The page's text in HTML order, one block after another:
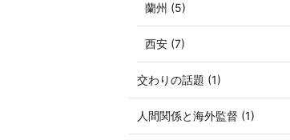
蘭州 (5)
西安 (7)
交わりの話題 (1)
人間関係と海外監督 (1)